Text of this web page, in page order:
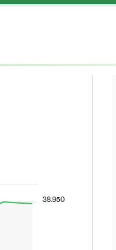
38.950